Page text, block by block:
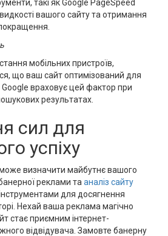
такі як Google PageSpeed
вашого сайту та отримання
мобільних пристроїв,
що ваш сайт оптимізований для
враховує цей фактор при
результатах.
сил для
успіху
може визначити майбутнє вашого
реклами та аналіз сайту
для досягнення
Нехай ваша реклама магічно
стає приємним інтернет-
відвідувача. Замовте банерну